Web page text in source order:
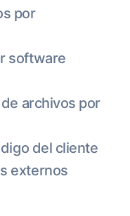
por
software
archivos por
del cliente
externos